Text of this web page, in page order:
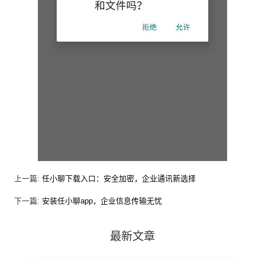
上一篇: 任小聊下载入口：安全加密，企业通讯新选择
下一篇: 安装任小聊app，企业信息传输无忧
最新文章